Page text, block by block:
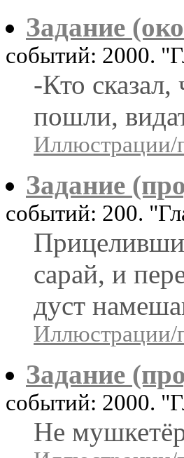
Задание
событий: 2000.
-Кто
пошли,
Иллюстрации/
Задание
событий: 200.
сарай, и
дуст
Иллюстрации/
Задание
событий: 2000.
Не